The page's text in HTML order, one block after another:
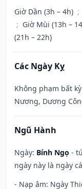
Giờ Dần (3h – 4h) ;
; Giờ Mùi (13h –
(21h – 22h)
Các Ngày Kỵ
Không phạm bất
Nương, Dương
Ngũ Hành
Ngày: Bính Ngọ -
ngày này là ngày
- Nạp âm: Ngày